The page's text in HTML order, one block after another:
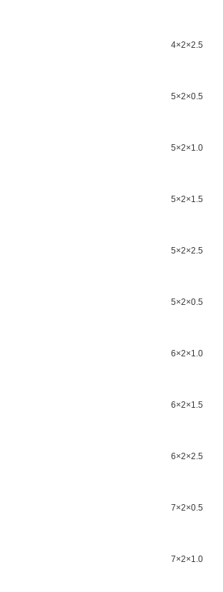
4×2×2.5
5×2×0.5
5×2×1.0
5×2×1.5
5×2×2.5
5×2×0.5
6×2×1.0
6×2×1.5
6×2×2.5
7×2×0.5
7×2×1.0